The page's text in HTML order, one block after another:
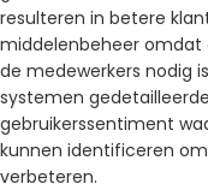
resulteren in betere
middelenbeheer omdat
de medewerkers nodig
systemen
gebruikerssentiment
kunnen identificeren
verbeteren.